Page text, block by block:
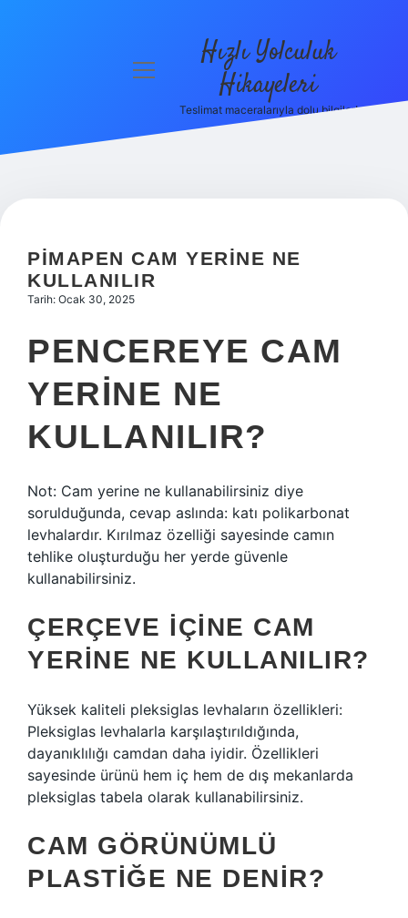
Hakkımızda
menüyü
Hızlı Yolculuk
Hikayeleri
Teslimat maceralarıyla dolu bilgiler!
PIMAPEN CAM YERINE NE
KULLANILIR
Tarih: Ocak 30, 2025
PENCEREYE CAM
YERINE NE
KULLANILIR?
Not: Cam yerine ne kullanabilirsiniz diye
sorulduğunda, cevap aslında: katı polikarbonat
levhalardır. Kırılmaz özelliği sayesinde camın
tehlike oluşturduğu her yerde güvenle
kullanabilirsiniz.
ÇERÇEVE IÇINE CAM
YERINE NE KULLANILIR?
Yüksek kaliteli pleksiglas levhaların özellikleri:
Pleksiglas levhalarla karşılaştırıldığında,
dayanıklılığı camdan daha iyidir. Özellikleri
sayesinde ürünü hem iç hem de dış mekanlarda
pleksiglas tabela olarak kullanabilirsiniz.
CAM GÖRÜNÜMLÜ
PLASTIĞE NE DENIR?